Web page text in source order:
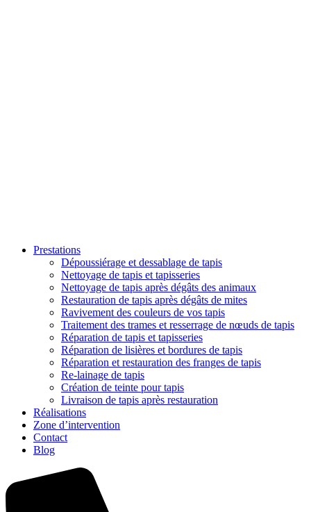
Prestations
Dépoussiérage et dessablage de tapis
Nettoyage de tapis et tapisseries
Nettoyage de tapis après dégâts des animaux
Restauration de tapis après dégâts de mites
Ravivement des couleurs de vos tapis
Traitement des trames et resserrage de nœuds de tapis
Réparation de tapis et tapisseries
Réparation de lisières et bordures de tapis
Réparation et restauration des franges de tapis
Re-lainage de tapis
Création de teinte pour tapis
Livraison de tapis après restauration
Réalisations
Zone d’intervention
Contact
Blog